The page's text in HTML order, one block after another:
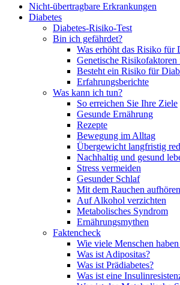
Nicht-übertragbare Erkrankungen
Diabetes
Diabetes-Risiko-Test
Bin ich gefährdet?
Was erhöht das Risiko für
Genetische
Besteht ein Risiko für
Erfahrungsberichte
Was kann ich tun?
So erreichen Sie Ihre Ziele
Gesunde Ernährung
Rezepte
Bewegung im Alltag
Übergewicht langfristig
Nachhaltig und gesund
Stress vermeiden
Gesunder Schlaf
Mit dem Rauchen aufhören
Auf Alkohol verzichten
Metabolisches Syndrom
Ernährungsmythen
Faktencheck
Wie viele Menschen
Was ist Adipositas?
Was ist Prädiabetes?
Was ist eine